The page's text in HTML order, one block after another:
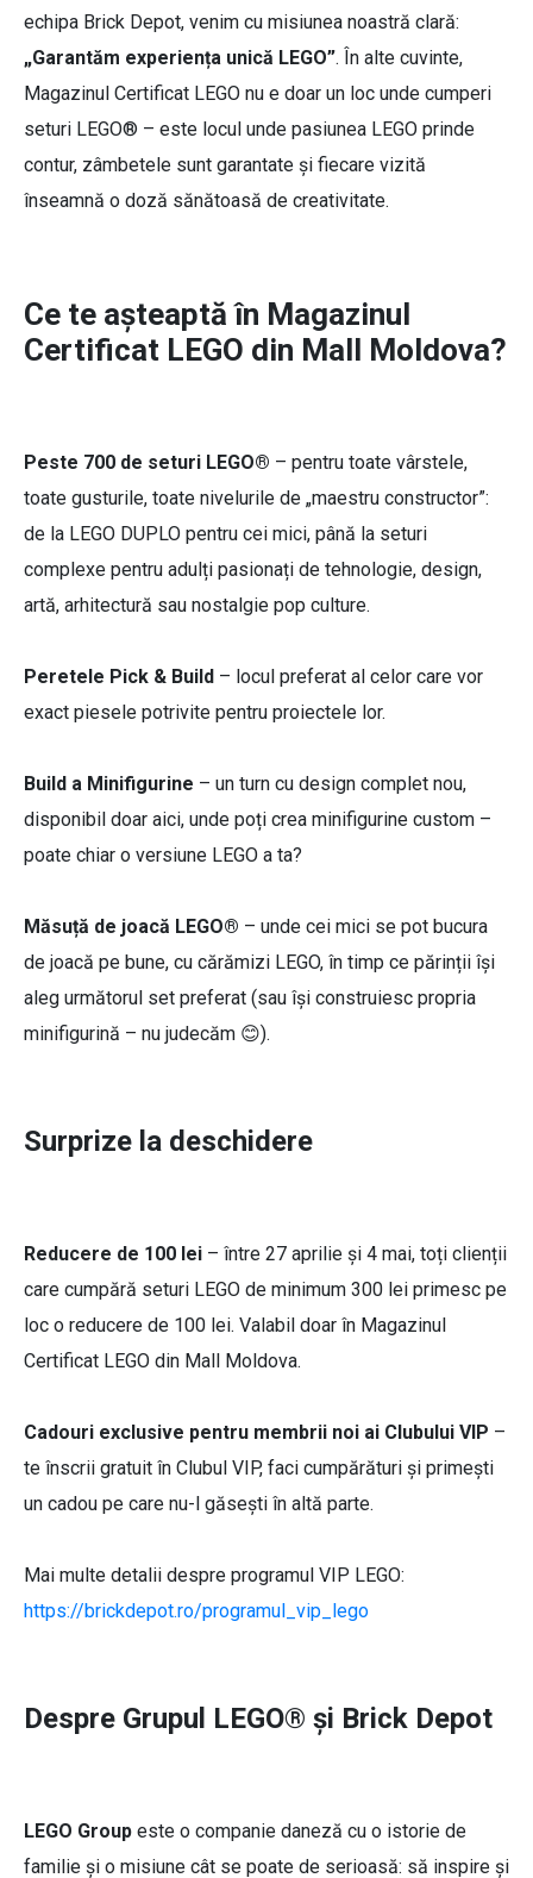
echipa Brick Depot, venim cu misiunea noastră clară:
„Garantăm experiența unică LEGO”. În alte cuvinte,
Magazinul Certificat LEGO nu e doar un loc unde cumperi
seturi LEGO® – este locul unde pasiunea LEGO prinde
contur, zâmbetele sunt garantate și fiecare vizită
înseamnă o doză sănătoasă de creativitate.
Ce te așteaptă în Magazinul
Certificat LEGO din Mall Moldova?
Peste 700 de seturi LEGO® – pentru toate vârstele,
toate gusturile, toate nivelurile de „maestru constructor”:
de la LEGO DUPLO pentru cei mici, până la seturi
complexe pentru adulți pasionați de tehnologie, design,
artă, arhitectură sau nostalgie pop culture.
Peretele Pick & Build – locul preferat al celor care vor
exact piesele potrivite pentru proiectele lor.
Build a Minifigurine – un turn cu design complet nou,
disponibil doar aici, unde poți crea minifigurine custom –
poate chiar o versiune LEGO a ta?
Măsuță de joacă LEGO® – unde cei mici se pot bucura
de joacă pe bune, cu cărămizi LEGO, în timp ce părinții își
aleg următorul set preferat (sau își construiesc propria
minifigurină – nu judecăm 😊).
Surprize la deschidere
Reducere de 100 lei – între 27 aprilie și 4 mai, toți clienții
care cumpără seturi LEGO de minimum 300 lei primesc pe
loc o reducere de 100 lei. Valabil doar în Magazinul
Certificat LEGO din Mall Moldova.
Cadouri exclusive pentru membrii noi ai Clubului VIP –
te înscrii gratuit în Clubul VIP, faci cumpărături și primești
un cadou pe care nu-l găsești în altă parte.
Mai multe detalii despre programul VIP LEGO:
https://brickdepot.ro/programul_vip_lego
Despre Grupul LEGO® și Brick Depot
LEGO Group este o companie daneză cu o istorie de
familie și o misiune cât se poate de serioasă: să inspire și